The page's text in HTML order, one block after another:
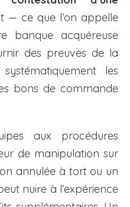
— ce que l’on appelle
banque acquéreuse
des preuves de la
les
bons de commande
aux procédures
de manipulation sur
annulée à tort ou un
nuire à l’expérience